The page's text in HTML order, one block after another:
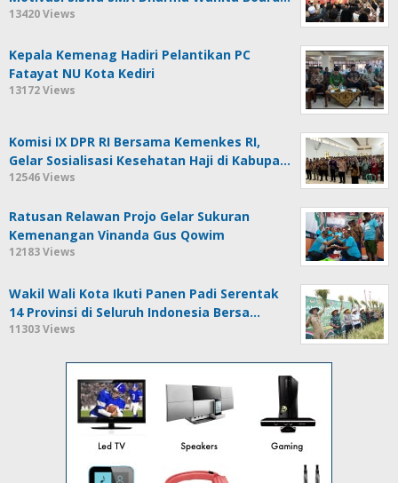
13420 Views
Kepala Kemenag Hadiri Pelantikan PC
Fatayat NU Kota Kediri
13172 Views
Komisi IX DPR RI Bersama Kemenkes RI,
Gelar Sosialisasi Kesehatan Haji di Kabupa…
12546 Views
Ratusan Relawan Projo Gelar Sukuran
Kemenangan Vinanda Gus Qowim
12183 Views
Wakil Wali Kota Ikuti Panen Padi Serentak
14 Provinsi di Seluruh Indonesia Bersa…
11303 Views